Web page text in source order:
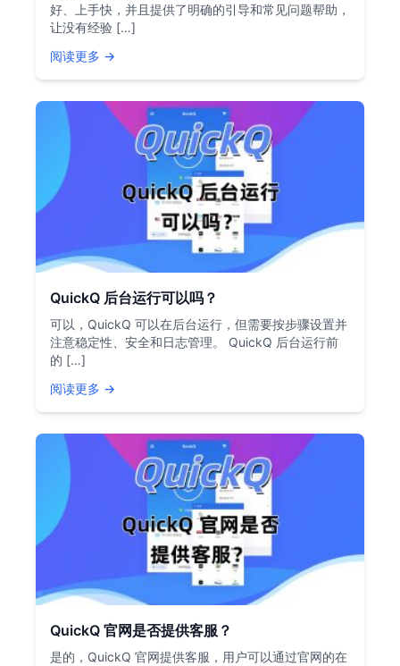
好、上手快，并且提供了明确的引导和常见问题帮助，
让没有经验 […]
阅读更多 →
QuickQ 后台运行可以吗？
可以，QuickQ 可以在后台运行，但需要按步骤设置并
注意稳定性、安全和日志管理。 QuickQ 后台运行前
的 […]
阅读更多 →
QuickQ 官网是否提供客服？
是的，QuickQ 官网提供客服，用户可以通过官网的在